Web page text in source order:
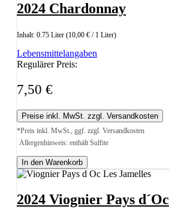
2024 Chardonnay
Inhalt: 0.75 Liter (10,00 € / 1 Liter)
Lebensmittelangaben
Regulärer Preis:
7,50 €
Preise inkl. MwSt. zzgl. Versandkosten
*Preis inkl. MwSt., ggf. zzgl. Versandkosten
Allergenhinweis: enthält Sulfite
In den Warenkorb
2024 Viognier Pays d´Oc